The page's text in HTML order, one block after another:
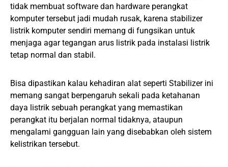
tidak membuat software dan hardware perangkat
komputer tersebut jadi mudah rusak, karena stabilizer
listrik komputer sendiri memang di fungsikan untuk
menjaga agar tegangan arus listrik pada instalasi listrik
tetap normal dan stabil.
Bisa dipastikan kalau kehadiran alat seperti Stabilizer ini
memang sangat berpengaruh sekali pada ketahanan
daya listrik sebuah perangkat yang memastikan
perangkat itu berjalan normal tidaknya, ataupun
mengalami gangguan lain yang disebabkan oleh sistem
kelistrikan tersebut.